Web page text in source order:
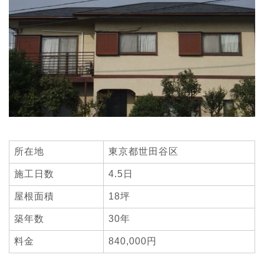
所在地 東京都世田谷区
施工日数 4.5日
屋根面積 18坪
築年数 30年
料金 840,000円